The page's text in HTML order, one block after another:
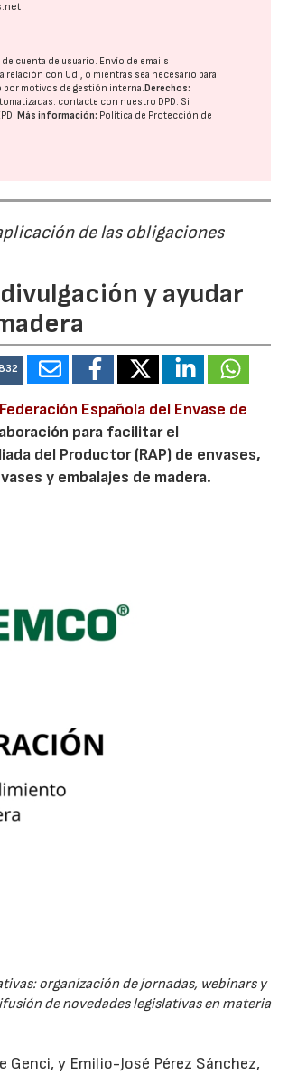
cuenta de usuario. Envío de emails
relación con Ud., o mientras sea necesario para
por motivos de gestión interna.Derechos:
contacte con nuestro DPD. Si
.Más información: Política de Protección de
de las obligaciones
y ayudar
Federación Española del Envase de
para facilitar el
del Productor (RAP) de envases,
y embalajes de madera.
organización de jornadas, webinars y
de novedades legislativas en materia
Genci, y Emilio-José Pérez Sánchez,
30/07/2026